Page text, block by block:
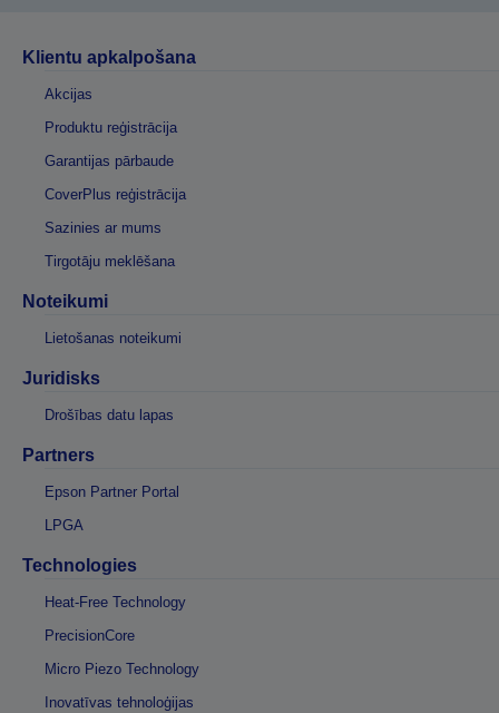
Klientu apkalpošana
Akcijas
Produktu reģistrācija
Garantijas pārbaude
CoverPlus reģistrācija
Sazinies ar mums
Tirgotāju meklēšana
Noteikumi
Lietošanas noteikumi
Juridisks
Drošības datu lapas
Partners
Epson Partner Portal
LPGA
Technologies
Heat-Free Technology
PrecisionCore
Micro Piezo Technology
Inovatīvas tehnoloģijas